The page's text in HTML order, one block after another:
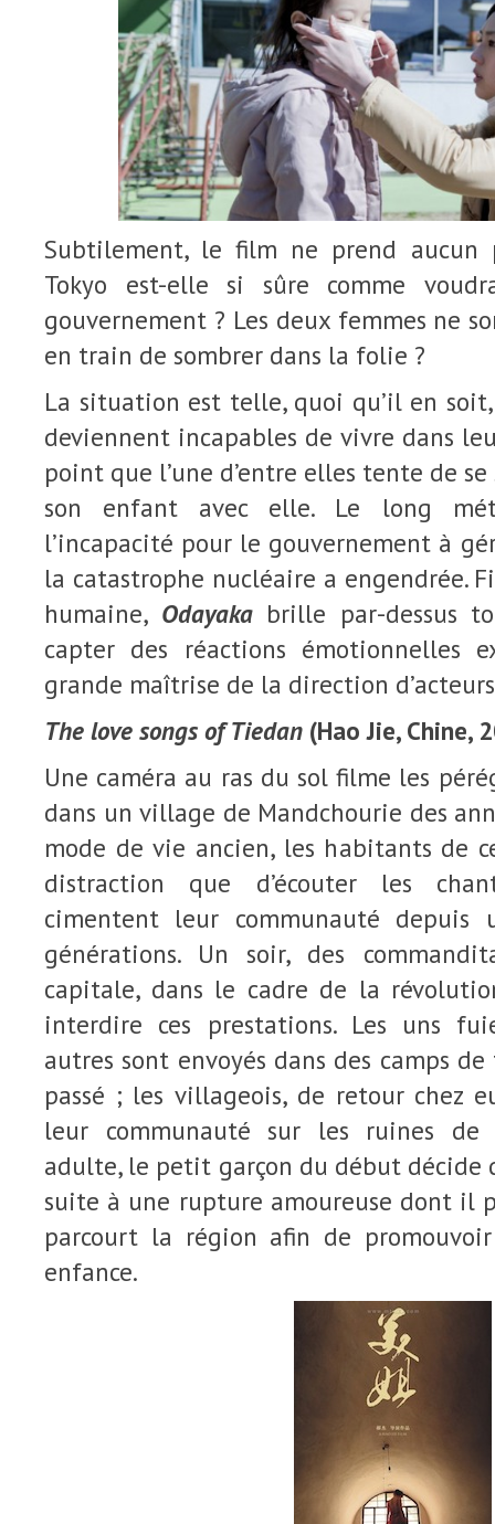
Subtilement, le film ne prend
Tokyo est-elle si sûre comme
gouvernement ? Les deux femmes ne
en train de sombrer dans la folie ?
La situation est telle, quoi qu’il en
deviennent incapables de vivre dans
point que l’une d’entre elles tente de
son enfant avec elle. Le long
l’incapacité pour le gouvernement à
la catastrophe nucléaire a engendrée.
humaine, Odayakabrille par-dessus
capter des réactions émotionnelles
grande maîtrise de la direction
The love songs of Tiedan (Hao Jie, Chine,
Une caméra au ras du sol filme les
dans un village de Mandchourie des
mode de vie ancien, les habitants de
distraction que d’écouter les
cimentent leur communauté depuis
générations. Un soir, des
capitale, dans le cadre de la
interdire ces prestations. Les uns
autres sont envoyés dans des camps
passé ; les villageois, de retour chez
leur communauté sur les ruines de
adulte, le petit garçon du début décide
suite à une rupture amoureuse dont il
parcourt la région afin de
enfance.